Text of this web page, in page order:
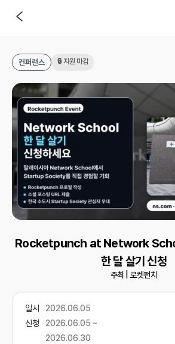
컨퍼런스 🔒 지원 마감
Rocketpunch at Network
한 달 살기 신청
주최 | 로켓펀치
일시
2026.06.05
신청
2026.06.05 ~
2026.06.30